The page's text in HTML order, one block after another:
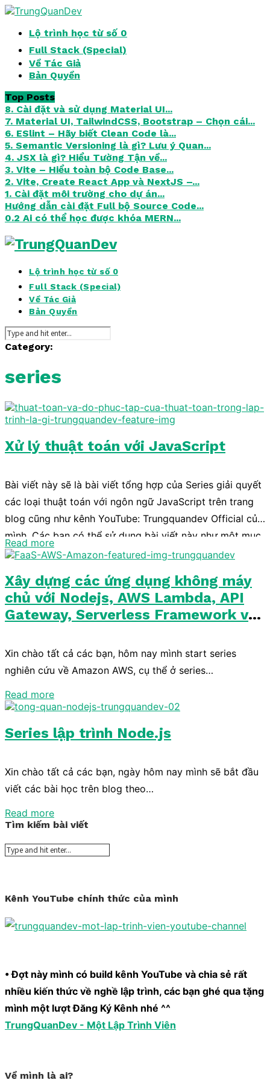
Lộ trình học từ số 0
Full Stack (Special)
Về Tác Giả
Bản Quyền
Top Posts
8. Cài đặt và sử dụng Material UI...
7. Material UI, TailwindCSS, Bootstrap – Chọn cái...
6. ESlint – Hãy biết Clean Code là...
5. Semantic Versioning là gì? Lưu ý Quan...
4. JSX là gì? Hiểu Tường Tận về...
3. Vite – Hiểu toàn bộ Code Base...
2. Vite, Create React App và NextJS –...
1. Cài đặt môi trường cho dự án...
Hướng dẫn cài đặt Full bộ Source Code...
0.2 Ai có thể học được khóa MERN...
Lộ trình học từ số 0
Full Stack (Special)
Về Tác Giả
Bản Quyền
Category:
series
Xử lý thuật toán với JavaScript
Bài viết này sẽ là bài viết tổng hợp của Series giải quyết
các loại thuật toán với ngôn ngữ JavaScript trên trang
blog cũng như kênh YouTube: Trungquandev Official của
mình. Các bạn có thể sử dụng bài viết này như một mục
lục để dễ dàng di chuyển tới các bài viết khác liên quan
Read more
Xây dựng các ứng dụng không máy
chủ với Nodejs, AWS Lambda, API
Gateway, Serverless Framework và
Xin chào tất cả các bạn, hôm nay mình start series
nghiên cứu về Amazon AWS, cụ thể ở series…
Read more
Series lập trình Node.js
Xin chào tất cả các bạn, ngày hôm nay mình sẽ bắt đầu
viết các bài học trên blog theo…
Read more
Tìm kiếm bài viết
Kênh YouTube chính thức của mình
• Đợt này mình có build kênh YouTube và chia sẻ rất
nhiều kiến thức về nghề lập trình, các bạn ghé qua tặng
mình một lượt Đăng Ký Kênh nhé ^^
TrungQuanDev - Một Lập Trình Viên
Về mình là ai?